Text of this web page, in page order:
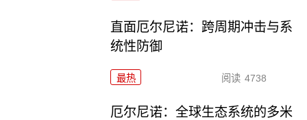
直面厄尔尼诺：跨周期冲击与系
统性防御
最热 阅读 4738
厄尔尼诺：全球生态系统的多米